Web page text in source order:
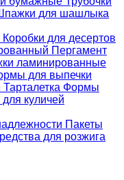
для шашлыка
Коробки для десертов
Пергамент
ламинированные
для выпечки
Формы
куличей
Пакеты
для розжига